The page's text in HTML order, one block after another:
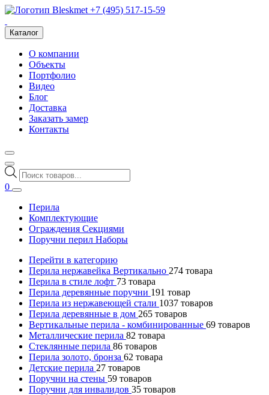
+7 (495) 517-15-59
Каталог
О компании
Объекты
Портфолио
Видео
Блог
Доставка
Заказать замер
Контакты
Поиск
товаров
0
Перила
Комплектующие
Ограждения Секциями
Поручни перил Наборы
Перейти в категорию
Перила нержавейка Вертикально 274 товара
Перила в стиле лофт 73 товара
Перила деревянные поручни 191 товар
Перила из нержавеющей стали 1037 товаров
Перила деревянные в дом 265 товаров
Вертикальные перила - комбинированные 69 товаров
Металлические перила 82 товара
Стеклянные перила 86 товаров
Перила золото, бронза 62 товара
Детские перила 27 товаров
Поручни на стены 59 товаров
Поручни для инвалидов 35 товаров